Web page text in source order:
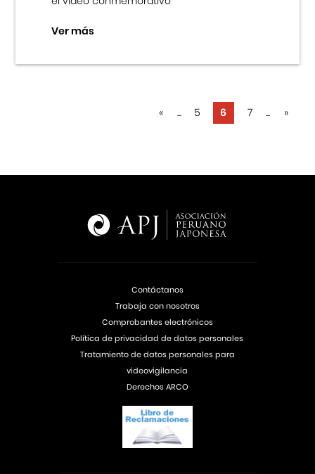
Ver más
« ... 5 6 7 ... »
Contáctanos
Trabaja con nosotros
Comprobantes electrónicos
Política de privacidad de datos personales
Tratamiento de datos personales para
videovigilancia
Derechos ARCO